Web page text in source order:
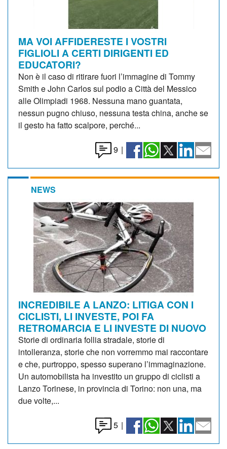
MA VOI AFFIDERESTE I VOSTRI
FIGLIOLI A CERTI DIRIGENTI ED
EDUCATORI?
Non è il caso di ritirare fuori l’immagine di Tommy
Smith e John Carlos sul podio a Città del Messico
alle Olimpiadi 1968. Nessuna mano guantata,
nessun pugno chiuso, nessuna testa china, anche se
il gesto ha fatto scalpore, perché...
9 |
NEWS
INCREDIBILE A LANZO: LITIGA CON I
CICLISTI, LI INVESTE, POI FA
RETROMARCIA E LI INVESTE DI NUOVO
Storie di ordinaria follia stradale, storie di
intolleranza, storie che non vorremmo mai raccontare
e che, purtroppo, spesso superano l’immaginazione.
Un automobilista ha investito un gruppo di ciclisti a
Lanzo Torinese, in provincia di Torino: non una, ma
due volte,...
5 |